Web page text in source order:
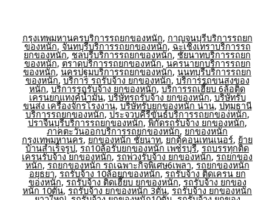
กรุงเทพมหานครบริการรถยกของหนัก, กาญจนบุรีบริการรถยก
ของหนัก, จันทบุรีบริการรถยกของหนัก, ฉะเชิงเทราบริการรถ
ยกของหนัก, ชลบุรีบริการรถยกของหนัก, ชัยนาทบริการรถยก
ของหนัก, ตราดบริการรถยกของหนัก, นครนายกบริการรถยก
ของหนัก, นครปฐมบริการรถยกของหนัก, นนทบุรีบริการรถยก
ของหนัก, บริการ รถรับจ้าง ยกของหนัก, บริการรถขนสงของ
หนัก, บริการรถรับจ้าง ยกของหนัก, บริการรถเฮี๊ยบ 6ล้อติด
เครนยกแทงค์น้ำมัน, บริษัทรถรับจ้าง ยกของหนัก, บริษัทรับ
ขนส่ง เครื่องจักรโรงงาน, บริษัทรับยกของหนัก น่าน, ปทุมธานี
บริการรถยกของหนัก, ประจวบคีรีขันธ์บริการรถยกของหนัก,
ปราจีนบุรีบริการรถยกของหนัก, พิกัดรถรับจ้าง ยกของหนัก,
ภาคตะวันออกบริการรถยกของหนัก, ยกของหนัก
กรุงเทพมหานคร, ยกของหนัก ชัยนาท, ยกตู้คอนเทนเนอร์, ย้าย
บ้านสำเร็จรูป, รถ10ล้อรับยกของหนัก เพชรบุรี, รถบรรทุกติด
เครนรับจ้าง ยกของหนัก, รถพ่วงรับจ้าง ยกของหนัก, รถยกของ
หนัก, รถยกของหนัก รถเฉพาะกิจพิเศษ6เพลา, รถยกของหนัก
อยุธยา, รถรับจ้าง 10ล้อยกของหนัก, รถรับจ้าง ติดเครน ยก
ของหนัก, รถรับจ้าง ติดเฮี๊ยบ ยกของหนัก, รถรับจ้าง ยกของ
หนัก 10ตัน, รถรับจ้าง ยกของหนัก 3ตัน, รถรับจ้าง ยกของหนัก